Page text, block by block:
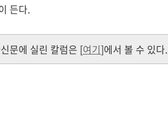
든다.
문에 실린 칼럼은 [여기]에서 볼 수 있다.